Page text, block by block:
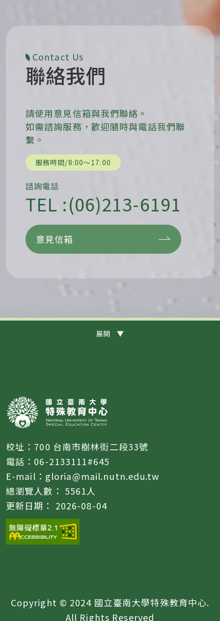
Contact Us
聯絡我們
請使用意見信箱與我們聯絡。
如需諮詢服務，歡迎隨時與電話我們聯
繫。
服務時間/8:00〜17:00
諮詢電話
TEL :(06)213-6191
意見信箱
展開 ▼
校址：700 台南市樹林街二段33號
電話：06-2133111#645
E-mail：gloria@mail.nutn.edu.tw
總瀏覽人數： 5561人
更新日期： 2026-08-04
Copyright © 2024 國立臺南大學特殊教育中心.
All Rights Reserved